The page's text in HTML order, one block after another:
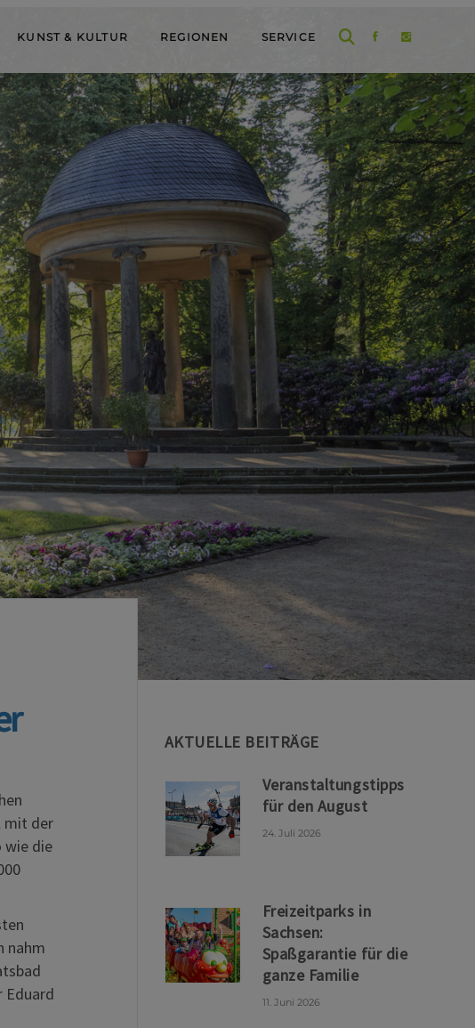
KUNST & KULTUR REGIONEN SERVICE
mit der
wie die
nahm
Eduard
AKTUELLE BEITRÄGE
Veranstaltungstipps
für den August
24. Juli 2026
Freizeitparks in
Sachsen:
Spaßgarantie für die
ganze Familie
11. Juni 2026